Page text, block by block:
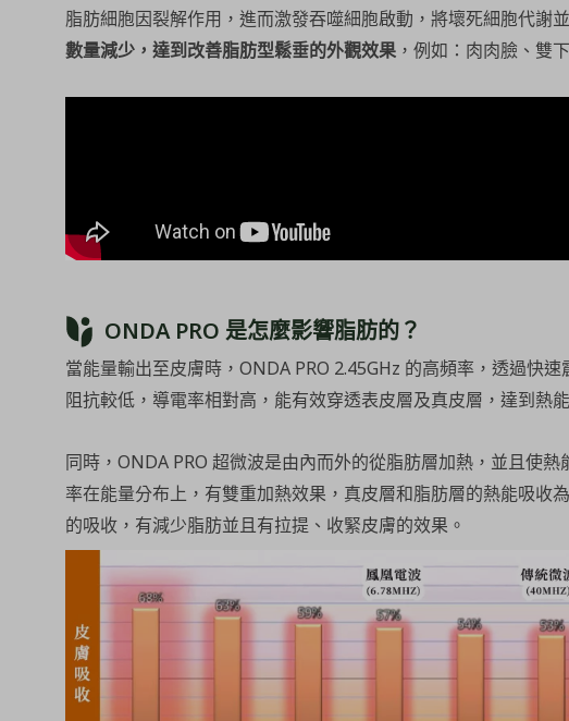
脂肪細胞因裂解作用，進而激發吞噬細胞啟動，將壞死細胞代謝
數量減少，達到改善脂肪型鬆垂的外觀效果 ，例如：肉肉臉、雙
ONDA PRO 是怎麼影響脂肪的？
當能量輸出至皮膚時，ONDA PRO 2.45GHz 的高頻率，透過快
阻抗較低，導電率相對高，能有效穿透表皮層及真皮層，達到熱
同時，ONDA PRO 超微波是由內而外的從脂肪層加熱，並且使
率在能量分布上，有雙重加熱效果，真皮層和脂肪層的熱能吸收
的吸收，有減少脂肪並且有拉提、收緊皮膚的效果。